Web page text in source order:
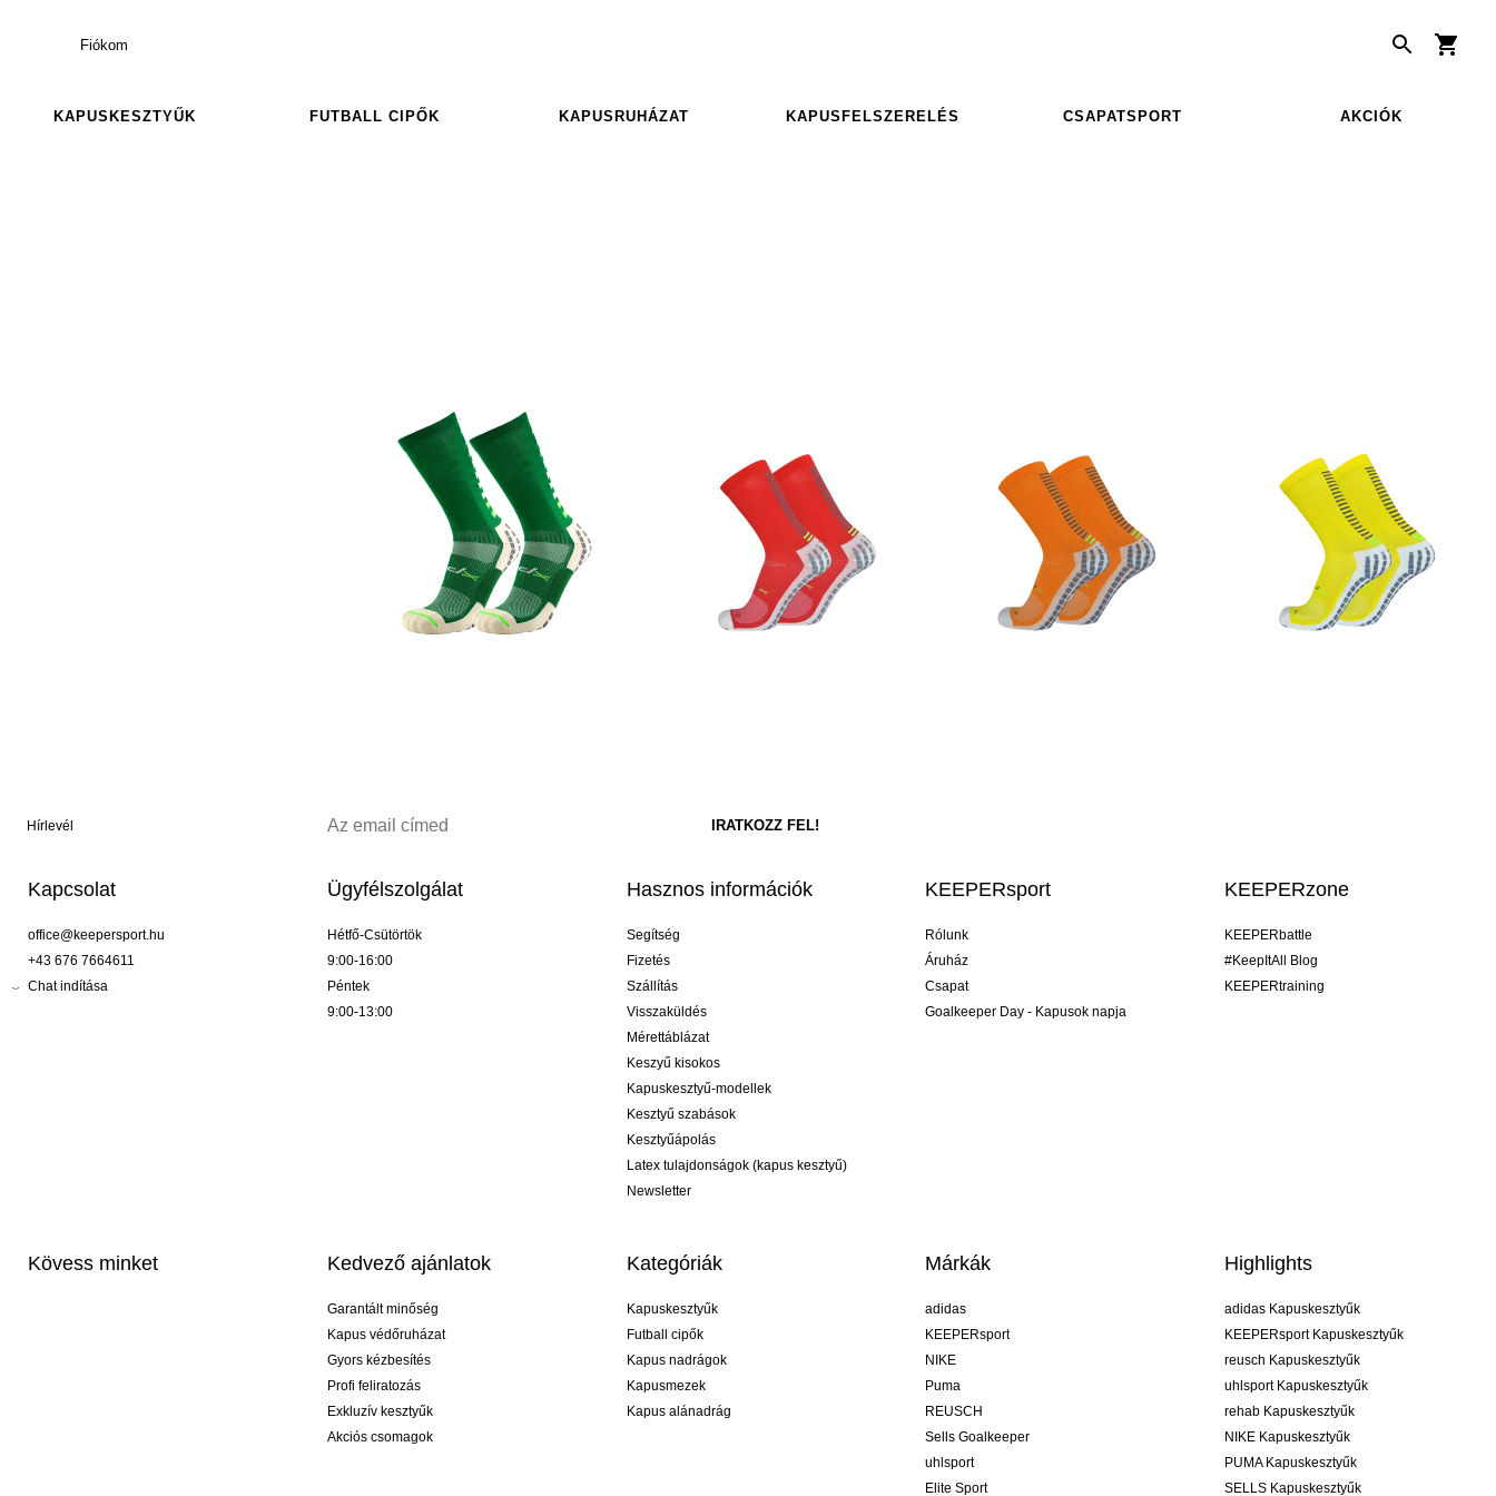
Fiókom
KAPUSKESZTYŰK FUTBALL CIPŐK KAPUSRUHÁZAT KAPUSFELSZERELÉS CSAPATSPORT AKCIÓK
Hírlevél
Kapcsolat
office@keepersport.hu
+43 676 7664611
Chat indítása
Ügyfélszolgálat
Hétfő-Csütörtök
9:00-16:00
Péntek
9:00-13:00
Hasznos információk
Segítség
Fizetés
Szállítás
Visszaküldés
Mérettáblázat
Keszyű kisokos
Kapuskesztyű-modellek
Kesztyű szabások
Kesztyűápolás
Latex tulajdonságok (kapus kesztyű)
Newsletter
KEEPERsport
Rólunk
Áruház
Csapat
Goalkeeper Day - Kapusok napja
KEEPERzone
KEEPERbattle
#KeepItAll Blog
KEEPERtraining
Kövess minket Kedvező ajánlatok
Garantált minőség
Kapus védőruházat
Gyors kézbesítés
Profi feliratozás
Exkluzív kesztyűk
Akciós csomagok
Kategóriák
Kapuskesztyűk
Futball cipők
Kapus nadrágok
Kapusmezek
Kapus alánadrág
Márkák
adidas
KEEPERsport
NIKE
Puma
REUSCH
Sells Goalkeeper
uhlsport
Elite Sport
Highlights
adidas Kapuskesztyűk
KEEPERsport Kapuskesztyűk
reusch Kapuskesztyűk
uhlsport Kapuskesztyűk
rehab Kapuskesztyűk
NIKE Kapuskesztyűk
PUMA Kapuskesztyűk
SELLS Kapuskesztyűk